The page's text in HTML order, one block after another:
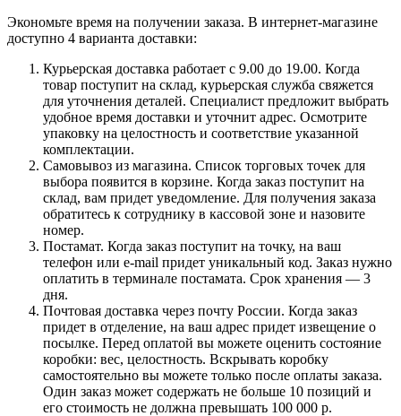
Экономьте время на получении заказа. В интернет-магазине
доступно 4 варианта доставки:
Курьерская доставка работает с 9.00 до 19.00. Когда
товар поступит на склад, курьерская служба свяжется
для уточнения деталей. Специалист предложит выбрать
удобное время доставки и уточнит адрес. Осмотрите
упаковку на целостность и соответствие указанной
комплектации.
Самовывоз из магазина. Список торговых точек для
выбора появится в корзине. Когда заказ поступит на
склад, вам придет уведомление. Для получения заказа
обратитесь к сотруднику в кассовой зоне и назовите
номер.
Постамат. Когда заказ поступит на точку, на ваш
телефон или e-mail придет уникальный код. Заказ нужно
оплатить в терминале постамата. Срок хранения — 3
дня.
Почтовая доставка через почту России. Когда заказ
придет в отделение, на ваш адрес придет извещение о
посылке. Перед оплатой вы можете оценить состояние
коробки: вес, целостность. Вскрывать коробку
самостоятельно вы можете только после оплаты заказа.
Один заказ может содержать не больше 10 позиций и
его стоимость не должна превышать 100 000 р.